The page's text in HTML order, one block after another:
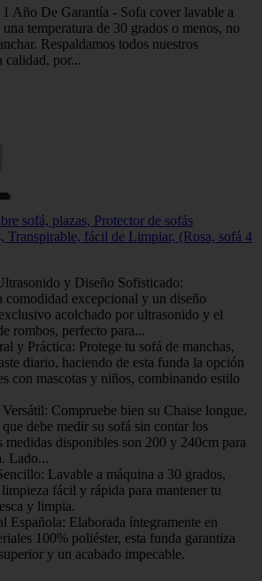
Año De Garantía - Sofa cover lavable a
temperatura de 30 grados o menos, no
Respaldamos todos nuestros
calidad, por...
sofá, plazas, Protector de sofás
Transpirable, fácil de Limpiar, (Rosa, sofá 4
y Diseño Sofisticado:
comodidad excepcional y un diseño
acolchado por ultrasonido y el
rombos, perfecto para...
y Práctica: Protege tu sofá de manchas,
diario, haciendo de esta funda la opción
con mascotas y niños, combinando estilo
Compruebe bien su Chaise longue.
debe medir su sofá sin contar los
medidas disponibles son 200 y 240cm para
Lado...
Lavable a máquina a 30 grados,
fácil y rápida para mantener tu
y limpia.
Española: Elaborada íntegramente en
100% poliéster, esta funda garantiza
y un acabado impecable.